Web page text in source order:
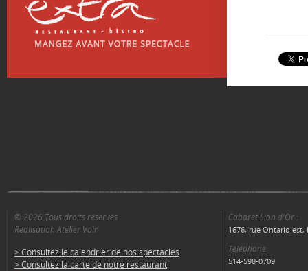
© 2026 Tous droits réservés
Réalisation Atelier Voir
> Consultez le calendrier de nos spectacles
> Consultez la carte de notre restaurant
Cabaret Lion d'Or :
1676, rue Ontario est,
Téléphone
514-598-0709